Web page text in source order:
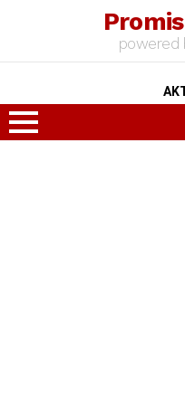
powered
Menu